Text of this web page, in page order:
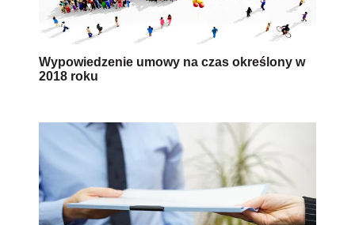
Wypowiedzenie umowy na czas określony w
2018 roku